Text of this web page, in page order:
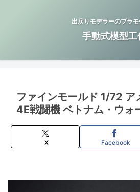
出戻りモデラーのプラ
手動式模型工
ファインモールド 1/72 ア
4E戦闘機 ベトナム・ウォ
X Facebook